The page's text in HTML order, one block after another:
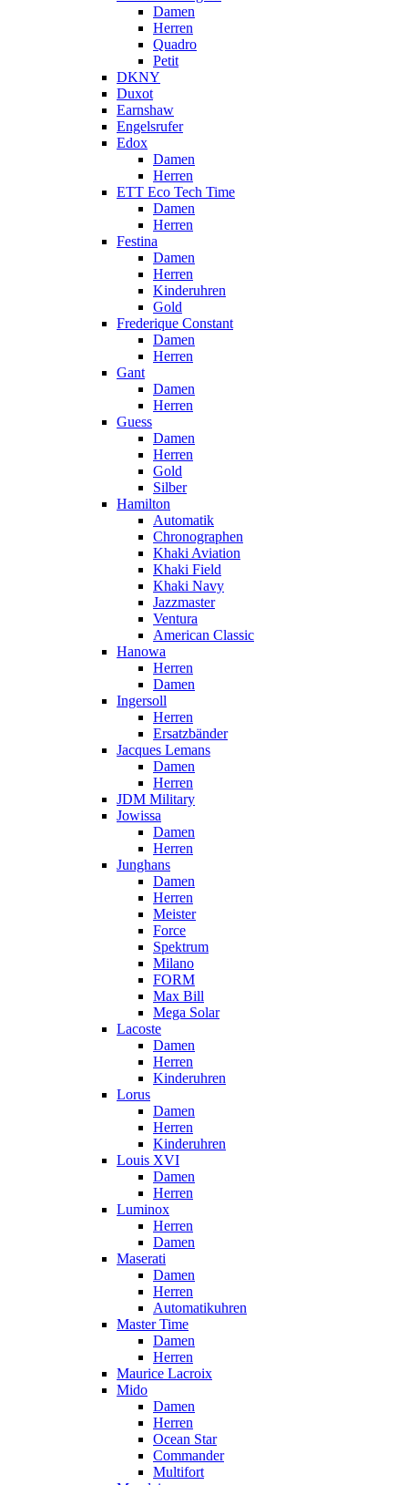
Damen
Herren
Quadro
Petit
DKNY
Duxot
Earnshaw
Engelsrufer
Edox
Damen
Herren
ETT Eco Tech Time
Damen
Herren
Festina
Damen
Herren
Kinderuhren
Gold
Frederique Constant
Damen
Herren
Gant
Damen
Herren
Guess
Damen
Herren
Gold
Silber
Hamilton
Automatik
Chronographen
Khaki Aviation
Khaki Field
Khaki Navy
Jazzmaster
Ventura
American Classic
Hanowa
Herren
Damen
Ingersoll
Herren
Ersatzbänder
Jacques Lemans
Damen
Herren
JDM Military
Jowissa
Damen
Herren
Junghans
Damen
Herren
Meister
Force
Spektrum
Milano
FORM
Max Bill
Mega Solar
Lacoste
Damen
Herren
Kinderuhren
Lorus
Damen
Herren
Kinderuhren
Louis XVI
Damen
Herren
Luminox
Herren
Damen
Maserati
Damen
Herren
Automatikuhren
Master Time
Damen
Herren
Maurice Lacroix
Mido
Damen
Herren
Ocean Star
Commander
Multifort